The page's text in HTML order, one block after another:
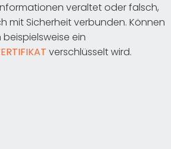
veraltet oder falsch,
mit Sicherheit verbunden. Können
ein
verschlüsselt wird.